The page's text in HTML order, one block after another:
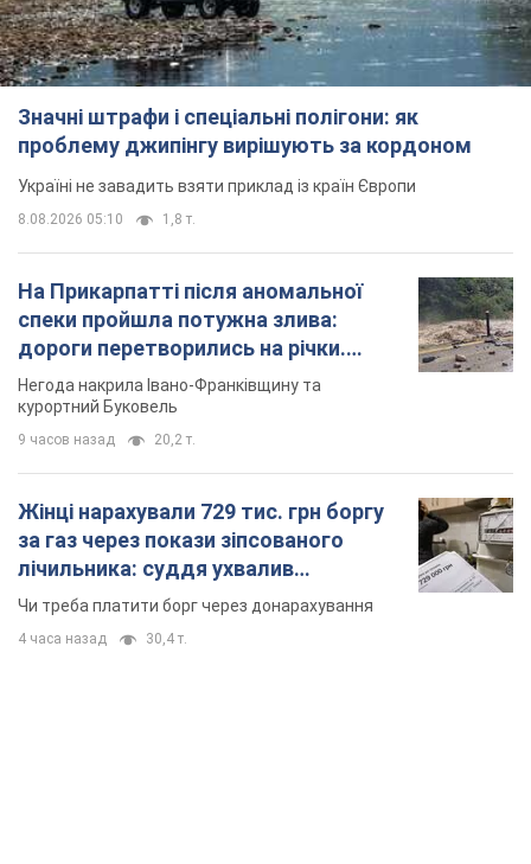
Значні штрафи і спеціальні полігони: як
проблему джипінгу вирішують за кордоном
Україні не завадить взяти приклад із країн Європи
8.08.2026 05:10 1,8 т.
На Прикарпатті після аномальної
спеки пройшла потужна злива:
дороги перетворились на річки.
Відео
Негода накрила Івано-Франківщину та
курортний Буковель
9 часов назад 20,2 т.
Жінці нарахували 729 тис. грн боргу
за газ через покази зіпсованого
лічильника: суддя ухвалив
неочікуване рішення
Чи треба платити борг через донарахування
4 часа назад 30,4 т.